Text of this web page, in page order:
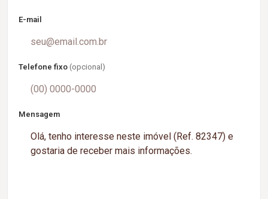
E-mail
Telefone fixo (opcional)
Mensagem